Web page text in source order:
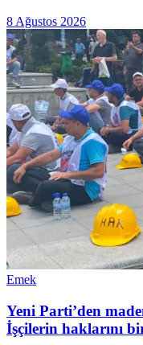
8 Ağustos 2026
Emek
Yeni Parti’den
İşçilerin haklarını